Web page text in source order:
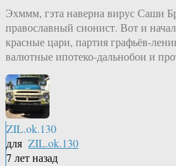
Эхммм, гэта наверна вирус Саши
православный сионист. Вот и
красные цари, партия графьёв-
валютные ипотеко-дальнобои и
ZIL.ok.130
для ZIL.ok.130
7 лет назад